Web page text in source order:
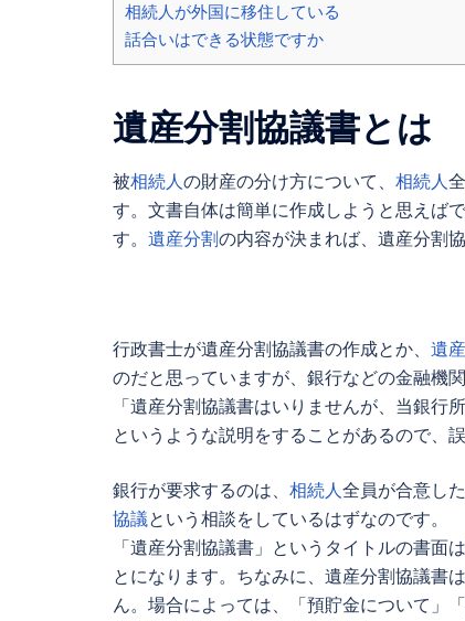
相続人が外国に移住している
話合いはできる状態ですか
遺産分割協議書とは
被相続人の財産の分け方について、 相続人
す。文書自体は簡単に作成しようと思えば
す。 遺産分割の内容が決まれば、 遺産分割
行政書士が遺産分割協議書の作成とか、 遺
のだと思っていますが、銀行などの金融機
「遺産分割協議書はいりませんが、当銀行所
というような説明をすることがあるので、
銀行が要求するのは、 相続人全員が合意し
協議という相談をしているはずなのです。
「遺産分割協議書 」というタイトルの書面
とになります。ちなみに、 遺産分割協議書
ん。場合によっては、「預貯金について」